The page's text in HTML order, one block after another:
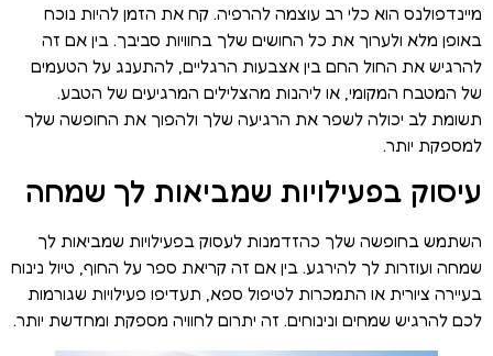
מיינדפולנס הוא כלי רב עוצמה להרפיה. קח את הזמן להיות נוכח
באופן מלא ולערוך את כל החושים שלך בחוויות סביבך. בין אם זה
להרגיש את החול החם בין אצבעות הרגליים, להתענג על הטעמים
של המטבח המקומי, או ליהנות מהצלילים המרגיעים של הטבע.
תשומת לב יכולה לשפר את הרגיעה שלך ולהפוך את החופשה שלך
למספקת יותר.
עיסוק בפעילויות שמביאות לך שמחה
השתמש בחופשה שלך כהזדמנות לעסוק בפעילויות שמביאות לך
שמחה ועוזרות לך להירגע. בין אם זה קריאת ספר על החוף, טיול נינוח
בעיירה ציורית או התמכרות לטיפול ספא, תעדיפו פעילויות שגורמות
לכם להרגיש שמחים ונינוחים. זה יתרום לחוויה מספקת ומחדשת יותר.